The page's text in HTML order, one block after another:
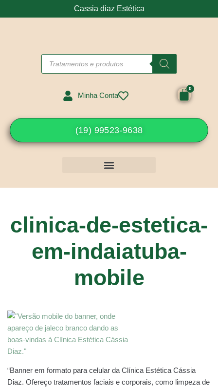
Cassia diaz Estética
Minha Conta
(19) 99523-9638
clinica-de-estetica-
em-indaiatuba-
mobile
“Banner em formato para celular da Clínica Estética Cássia
Diaz. Ofereço tratamentos faciais e corporais, como limpeza de